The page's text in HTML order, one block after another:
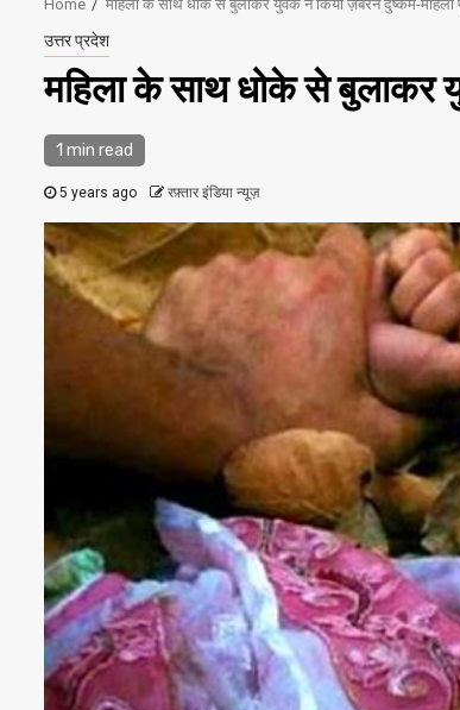
Home महिला के साथ धोके से बुलाकर युवक ने किया ज़बरन दुष्कर्म-महिला
उत्तर प्रदेश
महिला के साथ धोके से बुलाकर
1 min read
5 years ago रफ़्तार इंडिया न्यूज़